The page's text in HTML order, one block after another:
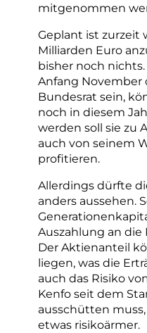
mitgenommen
Geplant ist zurzeit
Milliarden Euro
bisher noch nichts.
Anfang
Bundesrat sein,
noch in diesem
werden soll sie zu
auch von seinem
profitieren.
Allerdings dürfte
anders aussehen.
Auszahlung an
Der Aktienanteil
liegen, was die
auch das Risiko
Kenfo seit dem
ausschütten
etwas risikoärmer.